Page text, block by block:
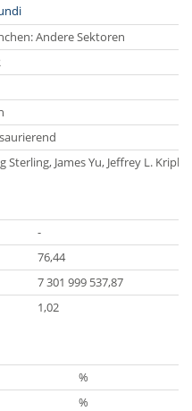
Andere Sektoren
Sterling, James Yu, Jeffrey L. Kripke
-
76,44
7 301 999 537,87
1,02
%
%